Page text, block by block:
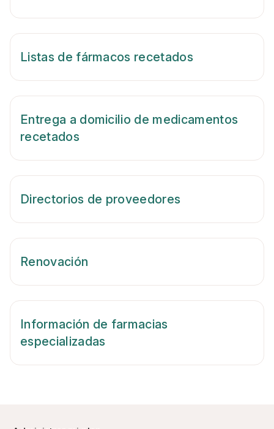
Listas de fármacos recetados
Entrega a domicilio de medicamentos
recetados
Directorios de proveedores
Renovación
Información de farmacias
especializadas